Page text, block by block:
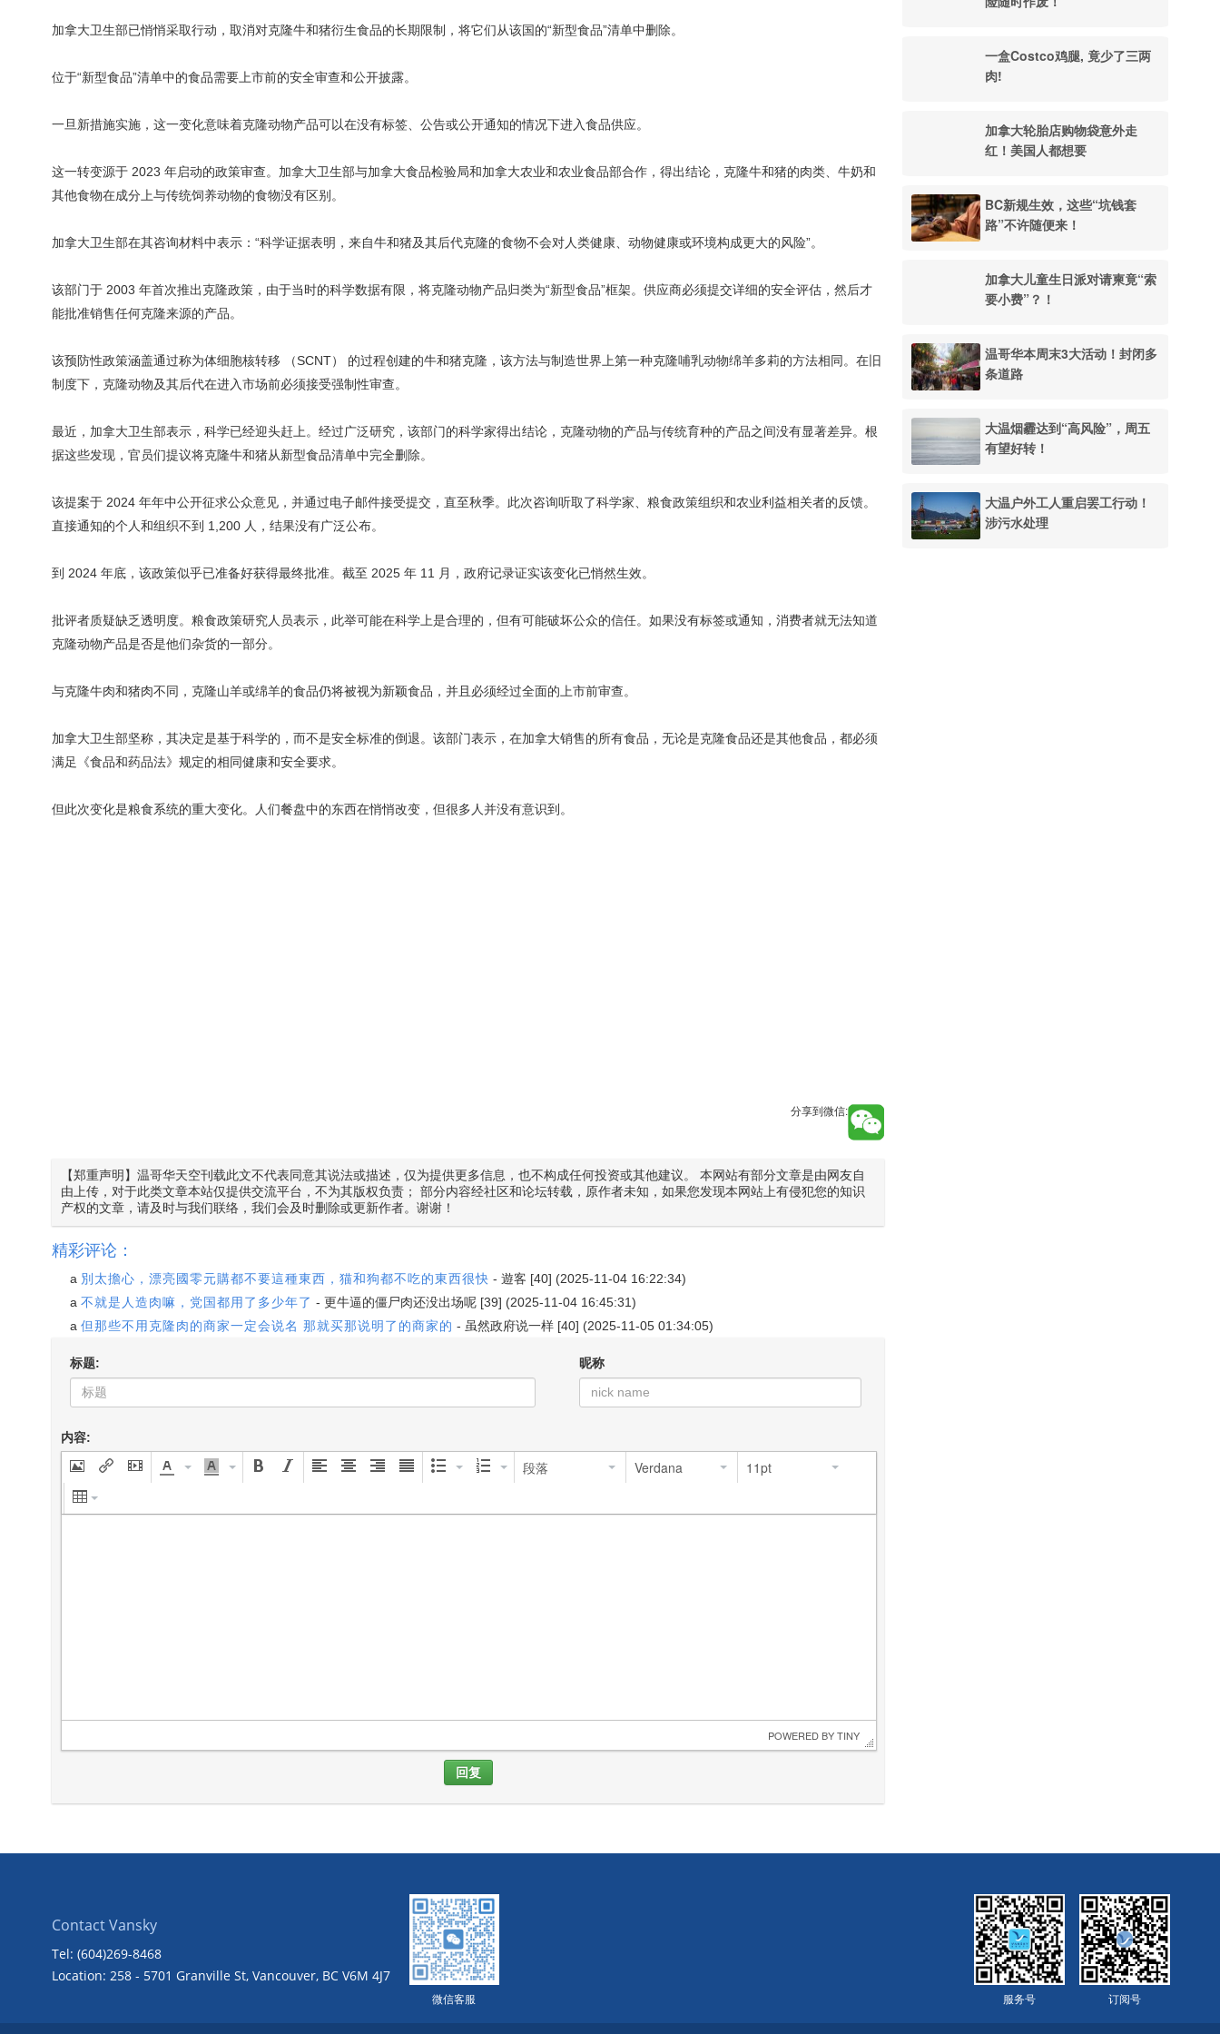
加拿大卫生部已悄悄采取行动，取消对克隆牛和猪衍生食品的长期限制，将它们从该国的“新型食品”清单中删除。
位于“新型食品”清单中的食品需要上市前的安全审查和公开披露。
一旦新措施实施，这一变化意味着克隆动物产品可以在没有标签、公告或公开通知的情况下进入食品供应。
这一转变源于 2023 年启动的政策审查。加拿大卫生部与加拿大食品检验局和加拿大农业和农业食品部合作，得出结论，克隆牛和猪的肉类、牛奶和
其他食物在成分上与传统饲养动物的食物没有区别。
加拿大卫生部在其咨询材料中表示：“科学证据表明，来自牛和猪及其后代克隆的食物不会对人类健康、动物健康或环境构成更大的风险”。
该部门于 2003 年首次推出克隆政策，由于当时的科学数据有限，将克隆动物产品归类为“新型食品”框架。供应商必须提交详细的安全评估，然后才
能批准销售任何克隆来源的产品。
该预防性政策涵盖通过称为体细胞核转移 （SCNT） 的过程创建的牛和猪克隆，该方法与制造世界上第一种克隆哺乳动物绵羊多莉的方法相同。在旧
制度下，克隆动物及其后代在进入市场前必须接受强制性审查。
最近，加拿大卫生部表示，科学已经迎头赶上。经过广泛研究，该部门的科学家得出结论，克隆动物的产品与传统育种的产品之间没有显著差异。根
据这些发现，官员们提议将克隆牛和猪从新型食品清单中完全删除。
该提案于 2024 年年中公开征求公众意见，并通过电子邮件接受提交，直至秋季。此次咨询听取了科学家、粮食政策组织和农业利益相关者的反馈。
直接通知的个人和组织不到 1,200 人，结果没有广泛公布。
到 2024 年底，该政策似乎已准备好获得最终批准。截至 2025 年 11 月，政府记录证实该变化已悄然生效。
批评者质疑缺乏透明度。粮食政策研究人员表示，此举可能在科学上是合理的，但有可能破坏公众的信任。如果没有标签或通知，消费者就无法知道
克隆动物产品是否是他们杂货的一部分。
与克隆牛肉和猪肉不同，克隆山羊或绵羊的食品仍将被视为新颖食品，并且必须经过全面的上市前审查。
加拿大卫生部坚称，其决定是基于科学的，而不是安全标准的倒退。该部门表示，在加拿大销售的所有食品，无论是克隆食品还是其他食品，都必须
满足《食品和药品法》规定的相同健康和安全要求。
但此次变化是粮食系统的重大变化。人们餐盘中的东西在悄悄改变，但很多人并没有意识到。
分享到微信:
【郑重声明】温哥华天空刊载此文不代表同意其说法或描述，仅为提供更多信息，也不构成任何投资或其他建议。 本网站有部分文章是由网友自
由上传，对于此类文章本站仅提供交流平台，不为其版权负责； 部分内容经社区和论坛转载，原作者未知，如果您发现本网站上有侵犯您的知识
产权的文章，请及时与我们联络，我们会及时删除或更新作者。谢谢！
精彩评论：
a 別太擔心，漂亮國零元購都不要這種東西，猫和狗都不吃的東西很快 - 遊客 [40] (2025-11-04 16:22:34)
a 不就是人造肉嘛，党国都用了多少年了 - 更牛逼的僵尸肉还没出场呢 [39] (2025-11-04 16:45:31)
a 但那些不用克隆肉的商家一定会说名 那就买那说明了的商家的 - 虽然政府说一样 [40] (2025-11-05 01:34:05)
标题: 昵称
内容:
段落 Verdana 11pt
POWERED BY TINY
回复
一盒Costco鸡腿, 竟少了三两
肉!
加拿大轮胎店购物袋意外走
红！美国人都想要
BC新规生效，这些“坑钱套
路”不许随便来！
加拿大儿童生日派对请柬竟“索
要小费”？！
温哥华本周末3大活动！封闭多
条道路
大温烟霾达到“高风险”，周五
有望好转！
大温户外工人重启罢工行动！
涉污水处理
Contact Vansky
Tel: (604)269-8468
Location: 258 - 5701 Granville St, Vancouver, BC V6M 4J7
微信客服 订阅号
服务号